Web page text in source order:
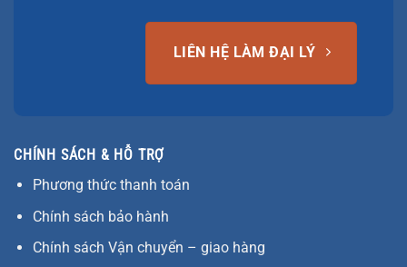
LIÊN HỆ LÀM ĐẠI LÝ
CHÍNH SÁCH & HỖ TRỢ
Phương thức thanh toán
Chính sách bảo hành
Chính sách Vận chuyển – giao hàng